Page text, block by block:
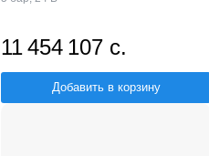
11 454 107 с.
Добавить в корзину